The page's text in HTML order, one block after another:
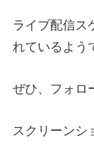
ライブ配信ス
れているよう
ぜひ、フォロ
スクリーンシ